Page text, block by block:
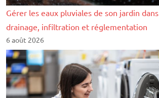
Gérer les eaux pluviales de son jardin
drainage, infiltration et réglementation
6 août 2026